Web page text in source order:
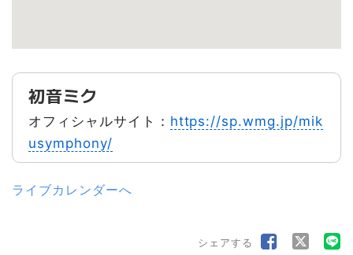
初音ミク
オフィシャルサイト： https://sp.wmg.jp/mik
usymphony/
ライブカレンダーへ
シェアする